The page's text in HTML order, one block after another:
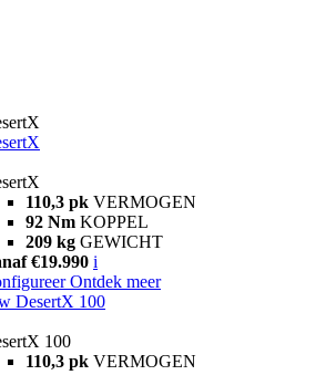
110,3 pk VERMOGEN
92 Nm KOPPEL
209 kg GEWICHT
€19.990 i
Ontdek meer
DesertX 100
100
110,3 pk VERMOGEN